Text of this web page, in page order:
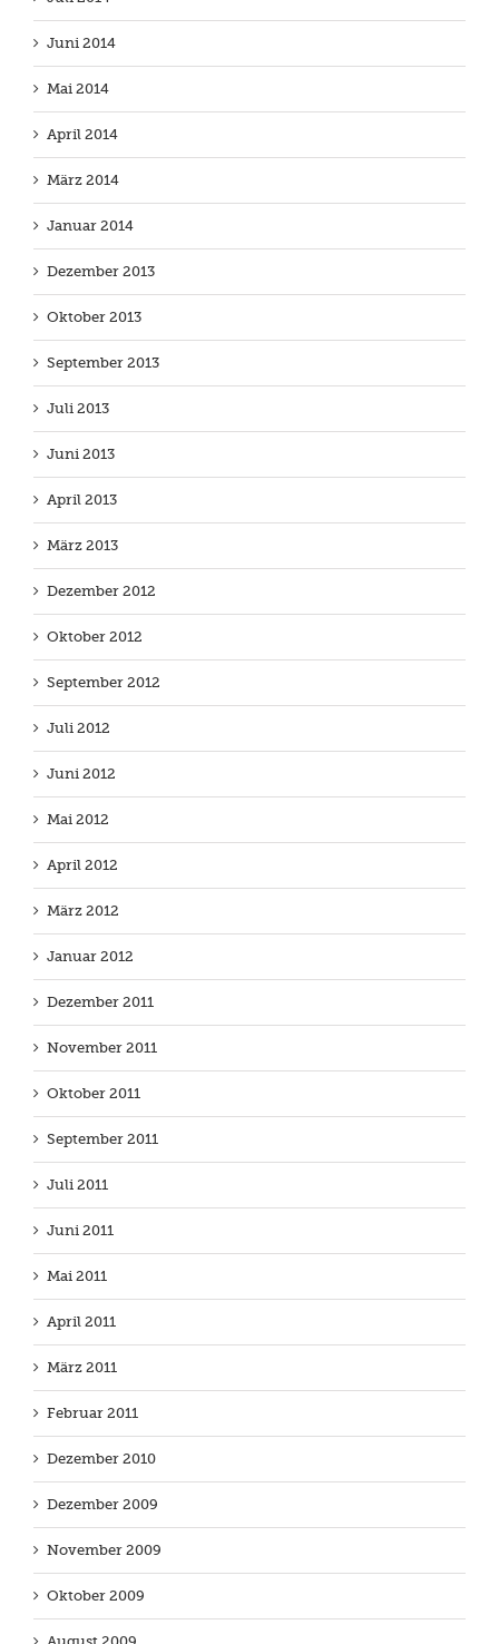
Juni 2014
Mai 2014
April 2014
März 2014
Januar 2014
Dezember 2013
Oktober 2013
September 2013
Juli 2013
Juni 2013
April 2013
März 2013
Dezember 2012
Oktober 2012
September 2012
Juli 2012
Juni 2012
Mai 2012
April 2012
März 2012
Januar 2012
Dezember 2011
November 2011
Oktober 2011
September 2011
Juli 2011
Juni 2011
Mai 2011
April 2011
März 2011
Februar 2011
Dezember 2010
Dezember 2009
November 2009
Oktober 2009